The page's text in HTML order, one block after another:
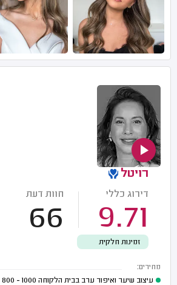
רויטל
דירוג כללי
9.71
חוות דעת
66
זמינות חלקית
מחירים:
עיצוב שיער ואיפור ערב בבית הלקוחה 1000 - 800